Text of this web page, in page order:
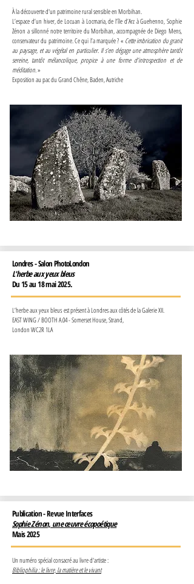
À la découverte d'un patrimoine rural sensible en Morbihan.
L’espace d’un hiver, de Locuan à Locmaria, de l’île d’Arz à Guehenno, Sophie
Zénon a sillonné notre territoire du Morbihan, accompagnée de Diego Mens,
conservateur du patrimoine. Ce qui l’a marquée ? « Cette imbrication du granit
au paysage, et au végétal en particulier. Il s’en dégage une atmosphère tantôt
sereine, tantôt mélancolique, propice à une forme d’introspection et de
méditation. »
​Exposition au pac du Grand Chêne, Baden, Autriche
Londres - Salon PhotoLondon
L'herbe aux yeux bleus
Du 15 au 18 mai 2025.
L’herbe aux yeux bleus est présent à Londres aux côtés de la Galerie XII.
EAST WING / BOOTH A.04 - Somerset House, Strand,
London WC2R 1LA​
Publication - Revue Interfaces
Sophie Zénon, une œuvre écopoétique
Mais 2025
Un numéro spécial consacré au livre d'artiste :
Bibliophilia : le livre, la matière et le vivant